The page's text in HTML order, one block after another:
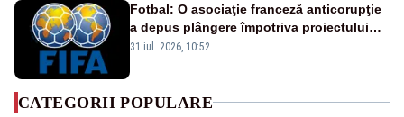
Fotbal: O asociaţie franceză anticorupţie
a depus plângere împotriva proiectului
FIFA
31 iul. 2026, 10:52
CATEGORII POPULARE